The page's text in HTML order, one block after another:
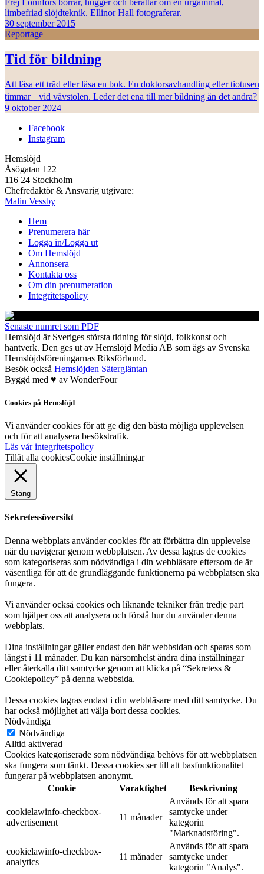
limbefriad slöjdteknik. Ellinor Hall fotograferar.
30 september 2015
Reportage
Tid för bildning
Att läsa ett träd eller läsa en bok. En doktorsavhandling eller tiotusen
timmar vid vävstolen. Leder det ena till mer bildning än det andra?
9 oktober 2024
Facebook
Instagram
Hemslöjd
Åsögatan 122
116 24 Stockholm
Chefredaktör & Ansvarig utgivare:
Malin Vessby
Hem
Prenumerera här
Logga in/Logga ut
Om Hemslöjd
Annonsera
Kontakta oss
Om din prenumeration
Integritetspolicy
Senaste numret som PDF
Hemslöjd är Sveriges största tidning för slöjd, folkkonst och
hantverk. Den ges ut av Hemslöjd Media AB som ägs av Svenska
Hemslöjdsföreningarnas Riksförbund.
Besök också Hemslöjden Sätergläntan
Byggd med ♥ av WonderFour
Cookies på Hemslöjd
Vi använder cookies för att ge dig den bästa möjliga upplevelsen
och för att analysera besökstrafik.
Läs vår integritetspolicy
Tillåt alla cookiesCookie inställningar
Stäng
Sekretessöversikt
Denna webbplats använder cookies för att förbättra din upplevelse
när du navigerar genom webbplatsen. Av dessa lagras de cookies
som kategoriseras som nödvändiga i din webbläsare eftersom de är
väsentliga för att de grundläggande funktionerna på webbplatsen ska
fungera.
Vi använder också cookies och liknande tekniker från tredje part
som hjälper oss att analysera och förstå hur du använder denna
webbplats.
Dina inställningar gäller endast den här webbsidan och sparas som
längst i 11 månader. Du kan närsomhelst ändra dina inställningar
eller återkalla ditt samtycke genom att klicka på “Sekretess &
Cookiepolicy” på denna webbsida.
Dessa cookies lagras endast i din webbläsare med ditt samtycke. Du
har också möjlighet att välja bort dessa cookies.
Nödvändiga
Nödvändiga
Alltid aktiverad
Cookies kategoriserade som nödvändiga behövs för att webbplatsen
ska fungera som tänkt. Dessa cookies ser till att basfunktionalitet
fungerar på webbplatsen anonymt.
Cookie
Varaktighet Beskrivning
cookielawinfo-checkbox-
advertisement
11 månader
Används för att spara
samtycke under
kategorin
"Marknadsföring".
cookielawinfo-checkbox-
analytics
11 månader
Används för att spara
samtycke under
kategorin "Analys".